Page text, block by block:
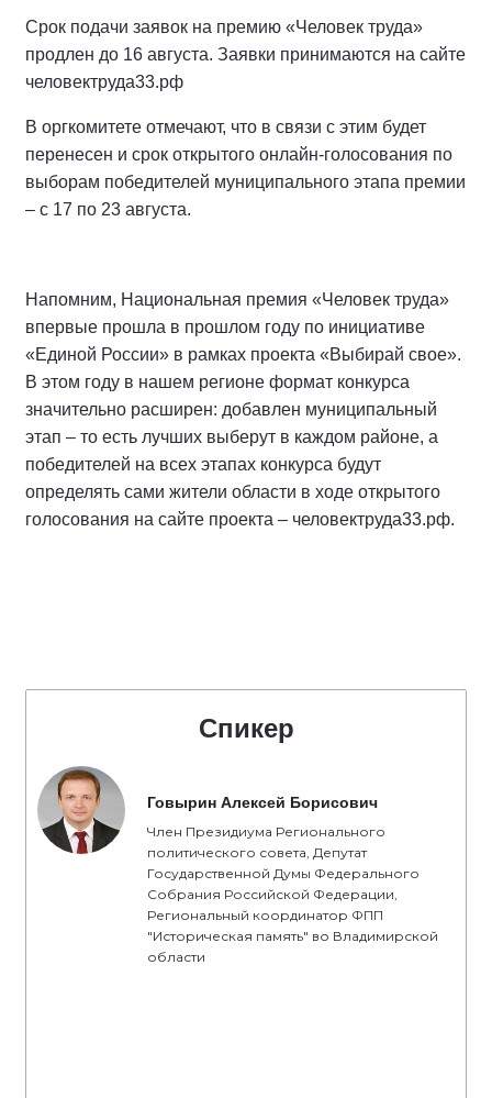
Срок подачи заявок на премию «Человек труда»
продлен до 16 августа. Заявки принимаются на сайте
человектруда33.рф
В оргкомитете отмечают, что в связи с этим будет
перенесен и срок открытого онлайн-голосования по
выборам победителей муниципального этапа премии
– с 17 по 23 августа.
Напомним, Национальная премия «Человек труда»
впервые прошла в прошлом году по инициативе
«Единой России» в рамках проекта «Выбирай свое».
В этом году в нашем регионе формат конкурса
значительно расширен: добавлен муниципальный
этап – то есть лучших выберут в каждом районе, а
победителей на всех этапах конкурса будут
определять сами жители области в ходе открытого
голосования на сайте проекта – человектруда33.рф.
Спикер
Говырин Алексей Борисович
Член Президиума Регионального
политического совета, Депутат
Государственной Думы Федерального
Собрания Российской Федерации,
Региональный координатор ФПП
"Историческая память" во Владимирской
области